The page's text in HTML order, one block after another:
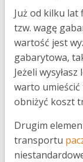
Już od kilku
tzw. wagę
wartość jest
gabarytowa,
Jeżeli
warto
obniżyć koszt
Drugim
transportu